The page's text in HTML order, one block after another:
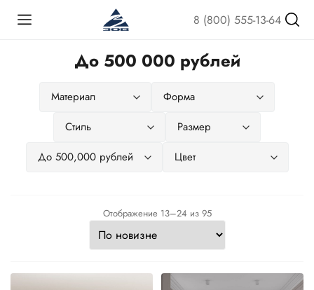
8 (800) 555-13-64
До 500 000 рублей
Отображение 13–24 из 95Сортировка:
недавние